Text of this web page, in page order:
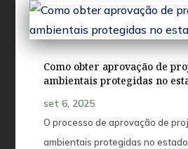
Como obter aprovação de
ambientais protegidas no
set 6, 2025
O processo de aprovação de
ambientais protegidas no estado